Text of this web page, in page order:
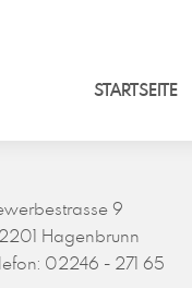
STARTSEITE
9
Hagenbrunn
02246 - 271 65